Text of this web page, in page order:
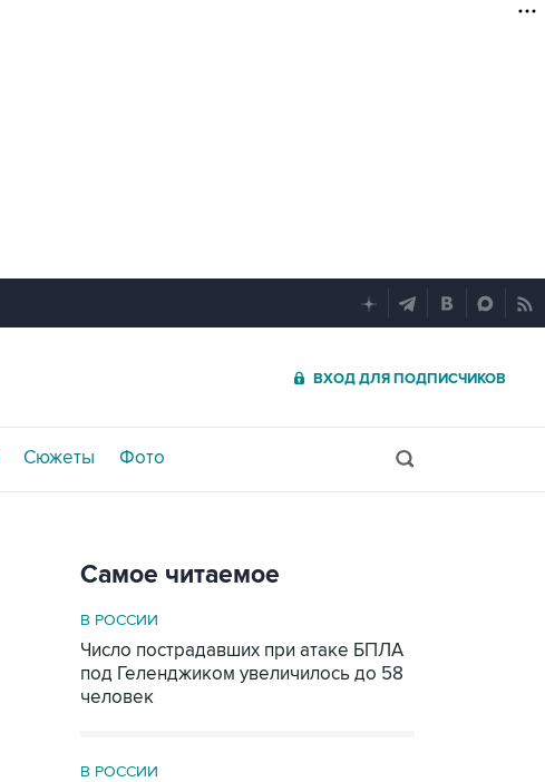
ВХОД ДЛЯ ПОДПИСЧИКОВ
Сюжеты Фото
Самое читаемое
В РОССИИ
Число пострадавших при атаке БПЛА
под Геленджиком увеличилось до 58
человек
В РОССИИ